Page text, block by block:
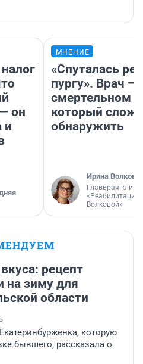
он
и
МНЕНИЕ
«Спуталась
пургу». Врач —
смертельном
который
обнаружить
Ирина Волкова
Главврач
«Реабилитация
Волковой»
рецепт
на зиму для
области
которую
бывшего, рассказала о